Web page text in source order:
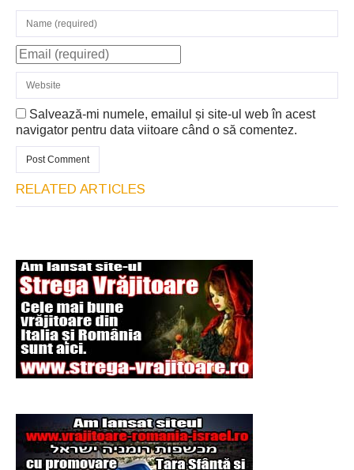
Salvează-mi numele, emailul și site-ul web în acest
navigator pentru data viitoare când o să comentez.
RELATED ARTICLES